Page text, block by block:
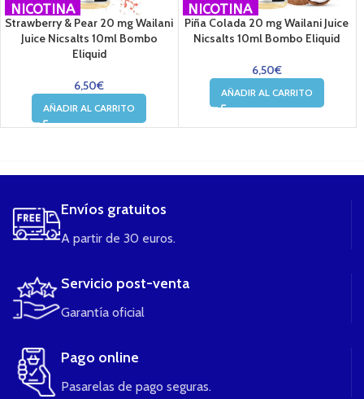
NICOTINA
Strawberry & Pear 20 mg Wailani
Juice Nicsalts 10ml Bombo
Eliquid
6,50€
AÑADIR AL CARRITO
NICOTINA
Piña Colada 20 mg Wailani Juice
Nicsalts 10ml Bombo Eliquid
6,50€
AÑADIR AL CARRITO
Envíos gratuitos
A partir de 30 euros.
Servicio post-venta
Garantía oficial
Pago online
Pasarelas de pago seguras.